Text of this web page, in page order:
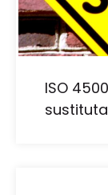
ISO
sustituta